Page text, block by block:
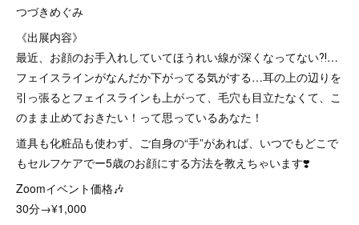
つづきめぐみ
《出展内容》
最近、お顔のお手入れしていてほうれい線が深くなってない⁈…
フェイスラインがなんだか下がってる気がする…耳の上の辺りを
引っ張るとフェイスラインも上がって、毛穴も目立たなくて、こ
のまま止めておきたい！って思っているあなた！
道具も化粧品も使わず、ご自身の“手”があれば、いつでもどこで
もセルフケアでー5歳のお顔にする方法を教えちゃいます❣️
Zoomイベント価格🎶
30分→¥1,000